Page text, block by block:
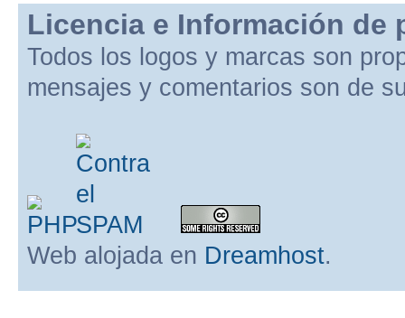
Licencia e Información de
Todos los logos y marcas son
mensajes y comentarios son de
Web alojada en Dreamhost.